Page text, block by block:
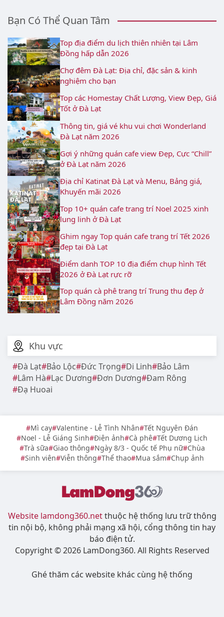
Khu vực
Đà Lạt Bảo Lộc Đức Trọng Di Linh Bảo Lâm
Lâm Hà Lạc Dương Đơn Dương Đam Rông
Đạ Huoai
Bạn Có Thể Quan Tâm
Top địa điểm du lịch thiên nhiên tại Lâm
Đồng hấp dẫn 2026
Chợ đêm Đà Lạt: Địa chỉ, đặc sản & kinh
nghiệm cho bạn
Top các Homestay Chất Lượng, View Đẹp, Giá
Tốt ở Đà Lạt
Thông tin, giá vé khu vui chơi Wonderland
Đà Lạt năm 2026
Gợi ý những quán cafe view Đẹp, Cực “Chill”
ở Đà Lạt năm 2026
Địa chỉ Katinat Đà Lạt và Menu, Bảng giá,
Khuyến mãi 2026
Top 10+ quán cafe trang trí Noel 2025 xinh
lung linh ở Đà Lạt
Ghim ngay Top quán cafe trang trí Tết 2026
đẹp tại Đà Lạt
Điểm danh TOP 10 địa điểm chụp hình Tết
2026 ở Đà Lạt rực rỡ
Top quán cà phê trang trí Trung thu đẹp ở
Lâm Đồng năm 2026
Mì cay Valentine - Lễ Tình Nhân Tết Nguyên Đán
Noel - Lễ Giáng Sinh Điện ảnh Cà phê Tết Dương Lịch
Trà sữa Giao thông Ngày 8/3 - Quốc tế Phụ nữ Chùa
Sinh viên Viễn thông Thể thao Mua sắm Chụp ảnh
Website lamdong360.netthuộc hệ thống lưu trữ thông
tin nội bộ, không phải mạng xã hội, cổng thông tin hay
báo điện tử.
Copyright © 2026 LamDong360. All Rights Reserved
Ghé thăm các website khác cùng hệ thống